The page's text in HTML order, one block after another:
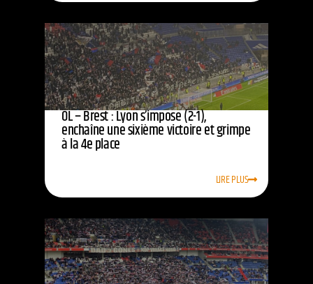
OL – Brest : Lyon s’impose (2-1),
enchaîne une sixième victoire et grimpe
à la 4e place
LIRE PLUS